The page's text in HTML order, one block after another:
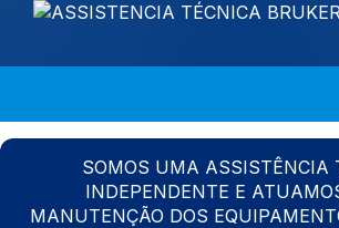
SOMOS UMA ASSISTÊNCIA
INDEPENDENTE E
MANUTENÇÃO DOS